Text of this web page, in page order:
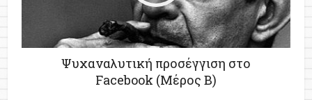
Ψυχαναλυτική προσέγγιση στο
Facebook (Μέρος Β)